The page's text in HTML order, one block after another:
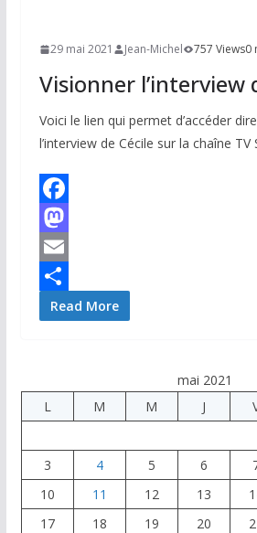
29 mai 2021 Jean-Michel 757 Views0
Visionner l’interview
Voici le lien qui permet d’accéder
l’interview de Cécile sur la chaîne
F
a
c
o
k
M
a
d
o
n
E
m
lt
a
g
e
r
Read More
mai 2021
L
M M J
3
4 5 6
10
11 12 13
17
18 19 20